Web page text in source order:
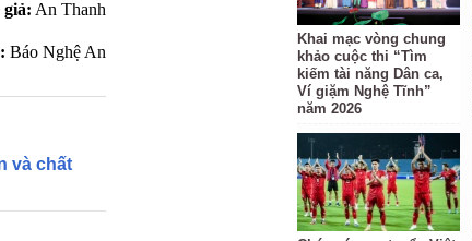
giả: An Thanh
Báo Nghệ An
và chất
Khai mạc vòng chung
khảo cuộc thi “Tìm
kiếm tài năng Dân ca,
Ví giặm Nghệ Tĩnh”
năm 2026